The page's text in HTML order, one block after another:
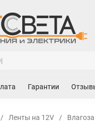
Гарантии
/ Ленты на 12V /